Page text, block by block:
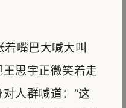
嘴巴大喊大叫
思宇正微笑着走
人群喊道：“这